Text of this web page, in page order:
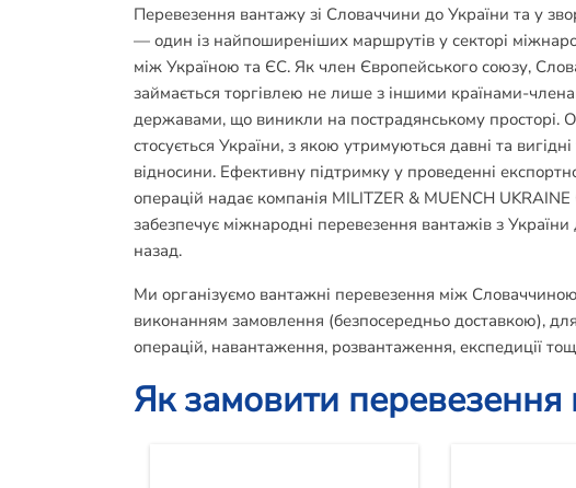
Перевезення вантажу зі Словаччини до України та у
— один із найпоширеніших маршрутів у секторі
між Україною та ЄС. Як член Європейського союзу,
займається торгівлею не лише з іншими країнами-
державами, що виникли на пострадянському просторі.
стосується України, з якою утримуються давні та вигідні
відносини. Ефективну підтримку у проведенні
операцій надає компанія MILITZER & MUENCH UKRAINE
забезпечує міжнародні перевезення вантажів з
назад.
Ми організуємо вантажні перевезення між
виконанням замовлення (безпосередньо доставкою),
операцій, навантаження, розвантаження, експедиції
Як замовити